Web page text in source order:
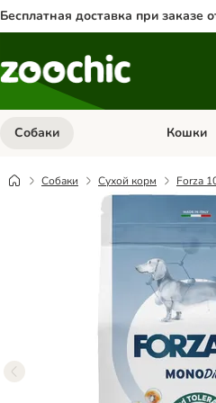
Бесплатная доставка при заказе
Собаки Кошки
Собаки Сухой корм Forza